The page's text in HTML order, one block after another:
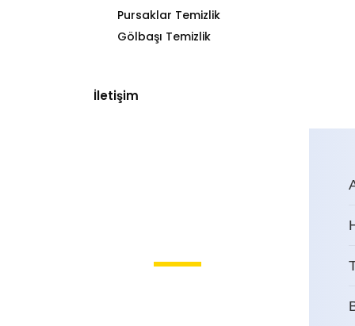
Pursaklar Temizlik
Gölbaşı Temizlik
İletişim